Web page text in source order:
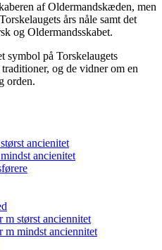
af Oldermandskæden, men
års nåle samt det
og Oldermandsskabet.
symbol på Torskelaugets
og de vidner om en
orden.
ancienitet
ancienitet
m størst anciennitet
m mindst anciennitet